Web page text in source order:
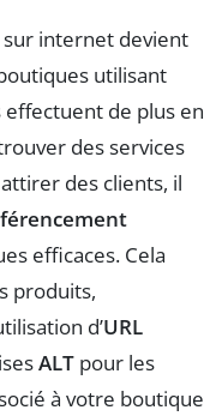
internet devient
utilisant
de plus en
des services
des clients, il
efficaces. Cela
produits,
d’URL
ALT pour les
à votre boutique